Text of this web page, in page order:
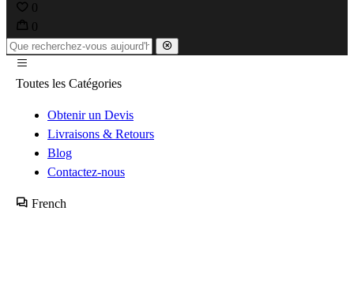
0
0
Toutes les Catégories
Obtenir un Devis
Livraisons & Retours
Blog
Contactez-nous
French